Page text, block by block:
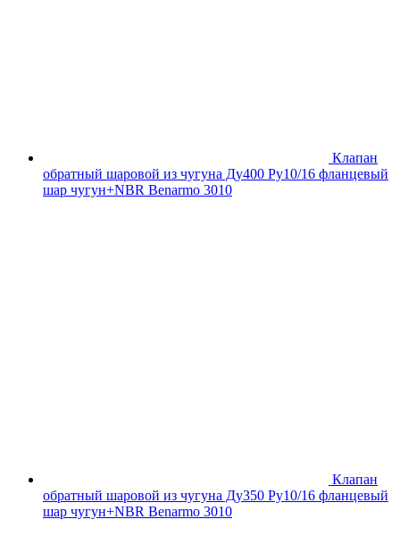
Клапан
обратный шаровой из чугуна Ду400 Ру10/16 фланцевый
шар чугун+NBR Benarmo 3010
Клапан
обратный шаровой из чугуна Ду350 Ру10/16 фланцевый
шар чугун+NBR Benarmo 3010